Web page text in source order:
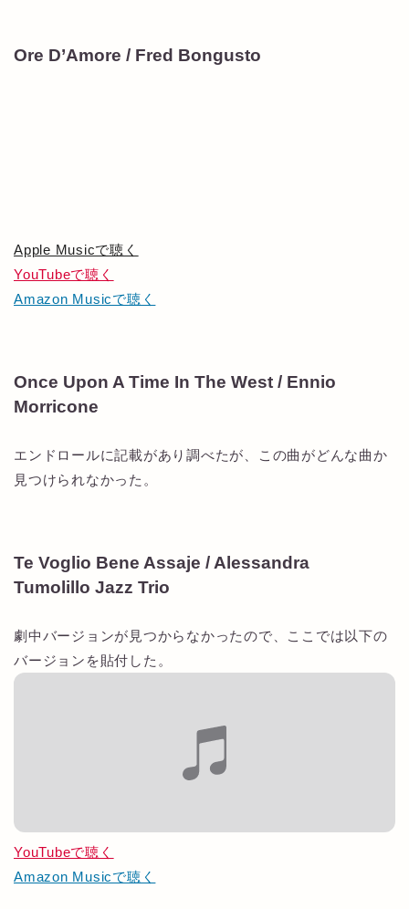
Ore D’Amore / Fred Bongusto
Apple Musicで聴く
YouTubeで聴く
Amazon Musicで聴く
Once Upon A Time In The West / Ennio
Morricone
エンドロールに記載があり調べたが、この曲がどんな曲か
見つけられなかった。
Te Voglio Bene Assaje / Alessandra
Tumolillo Jazz Trio
劇中バージョンが見つからなかったので、ここでは以下の
バージョンを貼付した。
YouTubeで聴く
Amazon Musicで聴く